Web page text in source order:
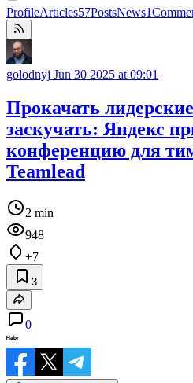
ProfileArticles57PostsNews1
golodnyj Jun 30 2025 at 09:01
Прокачать
заскучать: Яндекс
конференцию для
Teamlead
2 min
948
+7
3
0